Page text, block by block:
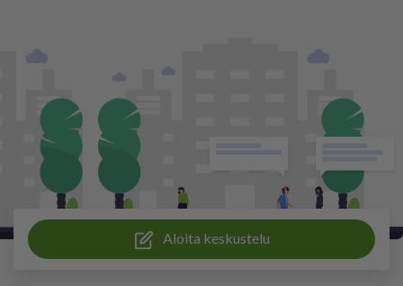
Aloita keskustelu